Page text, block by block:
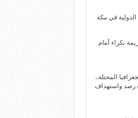
نكراء أمام
المحتلة..
رصد واستهداف